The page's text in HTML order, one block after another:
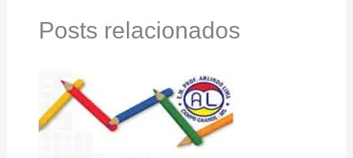
Posts relacionados